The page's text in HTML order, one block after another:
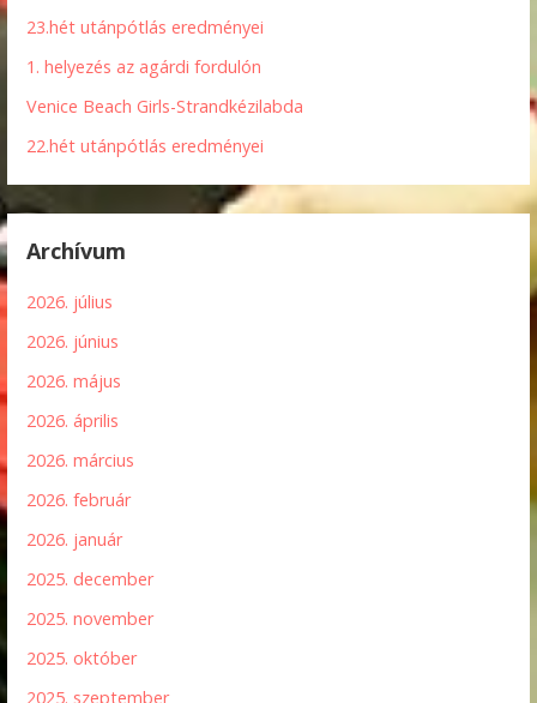
23.hét utánpótlás eredményei
1. helyezés az agárdi fordulón
Venice Beach Girls-Strandkézilabda
22.hét utánpótlás eredményei
Archívum
2026. július
2026. június
2026. május
2026. április
2026. március
2026. február
2026. január
2025. december
2025. november
2025. október
2025. szeptember